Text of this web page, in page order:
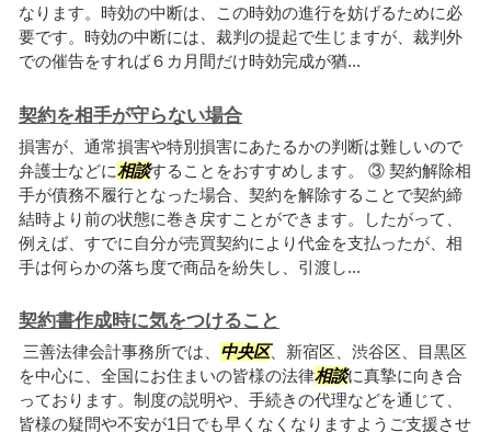
なります。時効の中断は、この時効の進行を妨げるために必
要です。時効の中断には、裁判の提起で生じますが、裁判外
での催告をすれば６カ月間だけ時効完成が猶...
契約を相手が守らない場合
損害が、通常損害や特別損害にあたるかの判断は難しいので
弁護士などに相談することをおすすめします。 ③ 契約解除相
手が債務不履行となった場合、契約を解除することで契約締
結時より前の状態に巻き戻すことができます。したがって、
例えば、すでに自分が売買契約により代金を支払ったが、相
手は何らかの落ち度で商品を紛失し、引渡し...
契約書作成時に気をつけること
三善法律会計事務所では、 中央区、新宿区、渋谷区、目黒区
を中心に、全国にお住まいの皆様の法律相談に真摯に向き合
っております。制度の説明や、手続きの代理などを通じて、
皆様の疑問や不安が1日でも早くなくなりますようご支援させ